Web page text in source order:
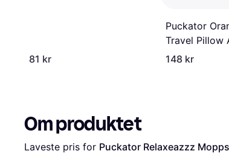
81 kr
Puckator
Travel Pillow
Mask
148 kr
Om produktet
Laveste pris for Puckator Relaxeazzz